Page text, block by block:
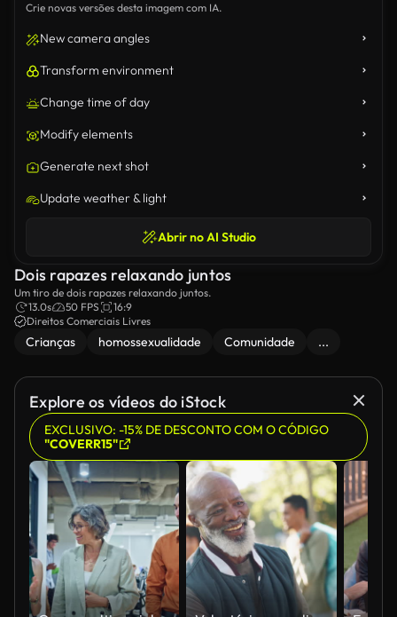
Crie novas versões desta imagem com IA.
New camera angles
Transform environment
Change time of day
Modify elements
Generate next shot
Update weather & light
Abrir no AI Studio
Dois rapazes relaxando juntos
Um tiro de dois rapazes relaxando juntos.
13.0s
50 FPS
16:9
Direitos Comerciais Livres
Crianças homossexualidade Comunidade ...
Explore os vídeos do iStock
EXCLUSIVO: -15% DE DESCONTO COM O CÓDIGO
"COVERR15"